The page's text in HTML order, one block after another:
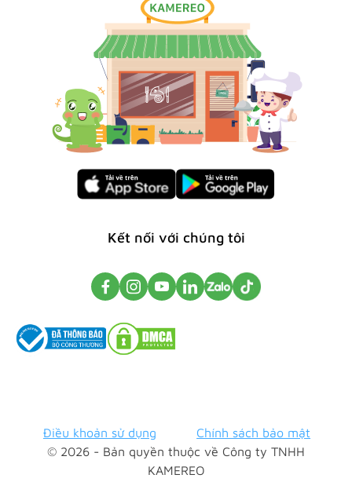
Kết nối với chúng tôi
© 2026 - Bản quyền thuộc về Công ty TNHH
KAMEREO
Điều khoản sử dụng Chính sách bảo mật